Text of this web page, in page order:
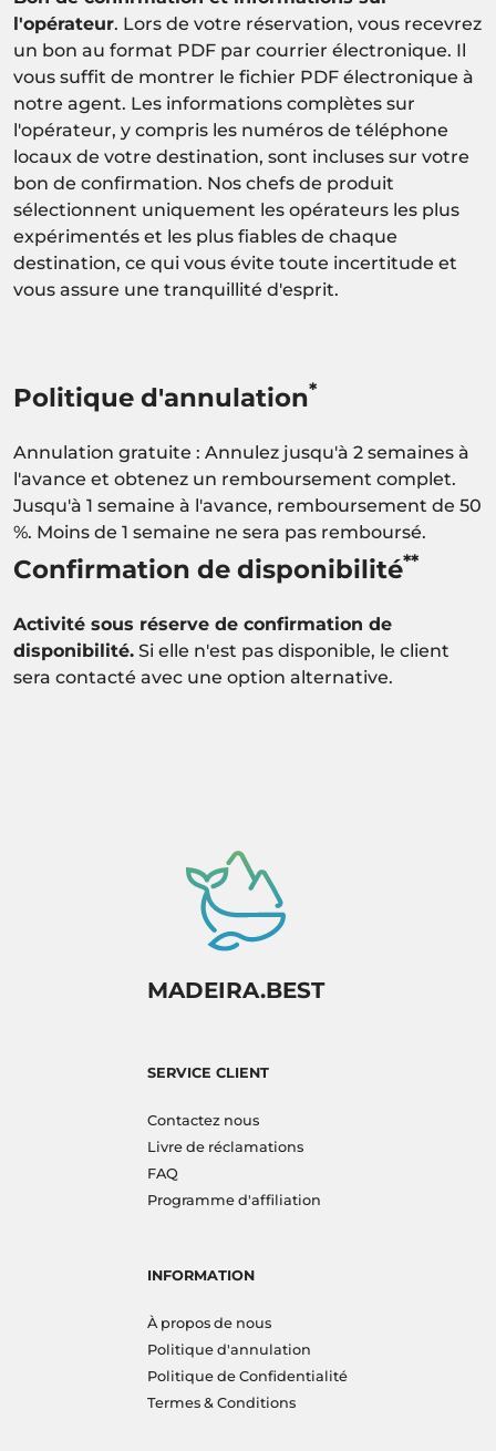
l'opérateur. Lors de votre réservation, vous recevrez
un bon au format PDF par courrier électronique. Il
vous suffit de montrer le fichier PDF électronique à
notre agent. Les informations complètes sur
l'opérateur, y compris les numéros de téléphone
locaux de votre destination, sont incluses sur votre
bon de confirmation. Nos chefs de produit
sélectionnent uniquement les opérateurs les plus
expérimentés et les plus fiables de chaque
destination, ce qui vous évite toute incertitude et
vous assure une tranquillité d'esprit.
Politique d'annulation*
Annulation gratuite : Annulez jusqu'à 2 semaines à
l'avance et obtenez un remboursement complet.
Jusqu'à 1 semaine à l'avance, remboursement de 50
%. Moins de 1 semaine ne sera pas remboursé.
Confirmation de disponibilité**
Activité sous réserve de confirmation de
disponibilité. Si elle n'est pas disponible, le client
sera contacté avec une option alternative.
MADEIRA.BEST
SERVICE CLIENT
Contactez nous
Livre de réclamations
FAQ
Programme d'affiliation
INFORMATION
À propos de nous
Politique d'annulation
Politique de Confidentialité
Termes & Conditions